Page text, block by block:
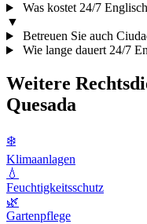
Was kostet 24/7
▼
Betreuen Sie auch
Wie lange dauert 24/7
Weitere
Quesada
❄️
Klimaanlagen
💧
Feuchtigkeitsschutz
🌿
Gartenpflege